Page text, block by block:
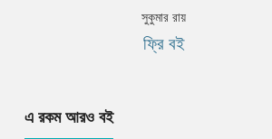
সুকুমার রায়
ফ্রি বই
এ রকম আরও বই